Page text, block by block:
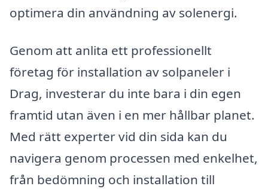
optimera din användning av solenergi.
Genom att anlita ett professionellt
företag för installation av solpaneler i
Drag, investerar du inte bara i din egen
framtid utan även i en mer hållbar planet.
Med rätt experter vid din sida kan du
navigera genom processen med enkelhet,
från bedömning och installation till